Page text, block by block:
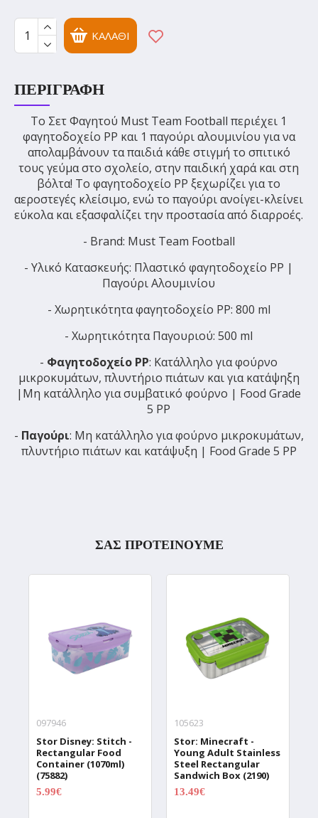
ΚΑΛΆΘΙ
ΠΕΡΙΓΡΑΦΉ
Το Σετ Φαγητού Must Team Football περιέχει 1
φαγητοδοχείο PP και 1 παγούρι αλουμινίου για να
απολαμβάνουν τα παιδιά κάθε στιγμή το σπιτικό
τους γεύμα στο σχολείο, στην παιδική χαρά και στη
βόλτα! Το φαγητοδοχείο PP ξεχωρίζει για το
αεροστεγές κλείσιμο, ενώ το παγούρι ανοίγει-κλείνει
εύκολα και εξασφαλίζει την προστασία από διαρροές.
- Brand: Must Team Football
- Υλικό Κατασκευής: Πλαστικό φαγητοδοχείο PP |
Παγούρι Αλουμινίου
- Χωρητικότητα φαγητοδοχείο PP: 800 ml
- Χωρητικότητα Παγουριού: 500 ml
- Φαγητοδοχείο PP: Κατάλληλο για φούρνο
μικροκυμάτων, πλυντήριο πιάτων και για κατάψηξη
|Μη κατάλληλο για συμβατικό φούρνο | Food Grade
5 PP
- Παγούρι: Μη κατάλληλο για φούρνο μικροκυμάτων,
πλυντήριο πιάτων και κατάψυξη | Food Grade 5 PP
ΣΑΣ ΠΡΟΤΕΙΝΟΥΜΕ
097946
Stor Disney: Stitch -
Rectangular Food
Container (1070ml)
(75882)
5.99€
105623
Stor: Minecraft -
Young Adult Stainless
Steel Rectangular
Sandwich Box (2190)
13.49€